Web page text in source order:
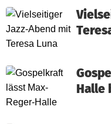
Halle